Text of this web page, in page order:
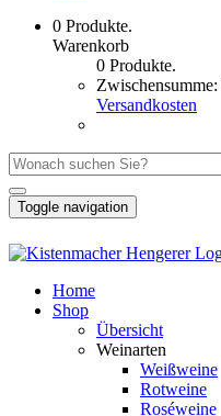
0 Produkte.
Warenkorb
0 Produkte.
Zwischensumme:
Versandkosten
Toggle navigation
Home
Shop
Übersicht
Weinarten
Weißweine
Rotweine
Roséweine